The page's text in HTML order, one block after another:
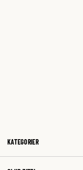
KATEGORIER